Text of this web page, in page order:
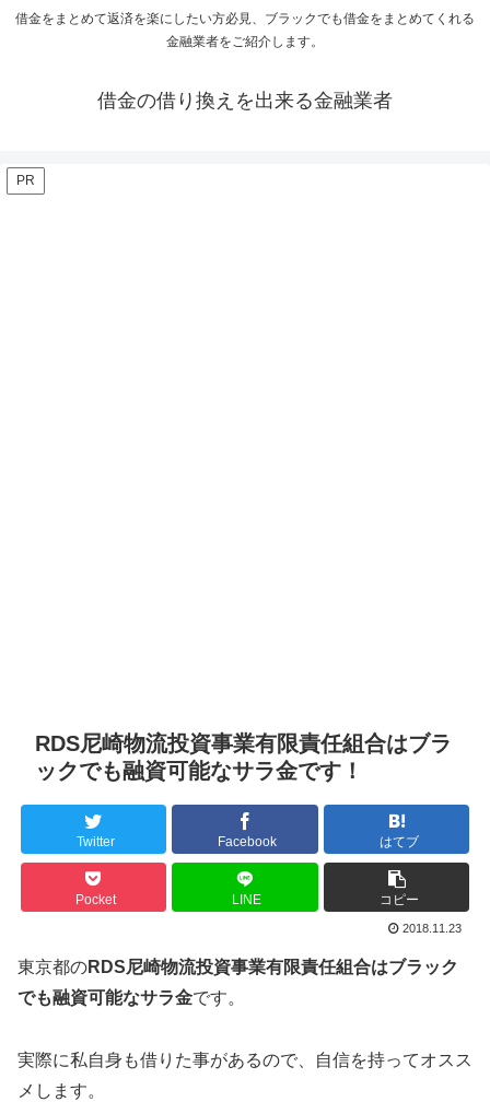
借金をまとめて返済を楽にしたい方必見、ブラックでも借金をまとめてくれる
金融業者をご紹介します。
借金の借り換えを出来る金融業者
PR
RDS尼崎物流投資事業有限責任組合はブラ
ックでも融資可能なサラ金です！
Twitter Facebook はてブ
Pocket LINE コピー
2018.11.23
東京都のRDS尼崎物流投資事業有限責任組合はブラック
でも融資可能なサラ金です。
実際に私自身も借りた事があるので、自信を持ってオスス
メします。